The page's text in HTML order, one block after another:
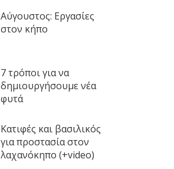
Αύγουστος: Εργασίες
στον κήπο
7 τρόποι για να
δημιουργήσουμε νέα
φυτά
Κατιφές και βασιλικός
για προστασία στον
λαχανόκηπο (+video)